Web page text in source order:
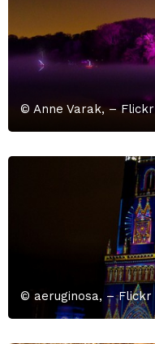
© Anne Varak, – Flickr
© aeruginosa, – Flickr